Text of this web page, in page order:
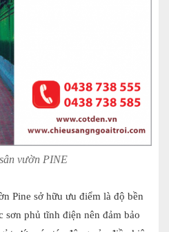
vườn PINE
Pine sở hữu ưu điểm là độ bền
phủ tĩnh điện nên đảm bảo